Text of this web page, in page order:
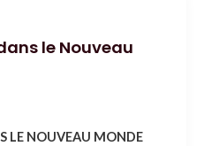
le Nouveau
LE NOUVEAU MONDE